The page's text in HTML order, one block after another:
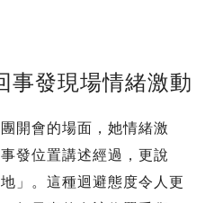
事發現場情緒激動
開會的場面，她情緒激
發位置講述經過，更說
」。這種迴避態度令人更